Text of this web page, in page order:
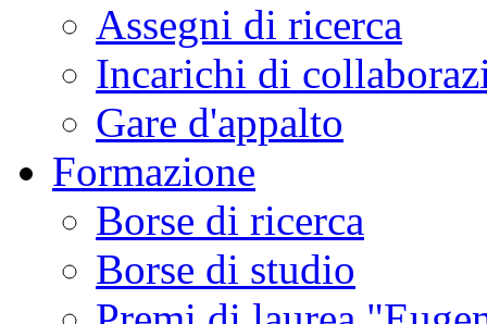
Assegni di ricerca
Incarichi di
Gare d'appalto
Formazione
Borse di ricerca
Borse di studio